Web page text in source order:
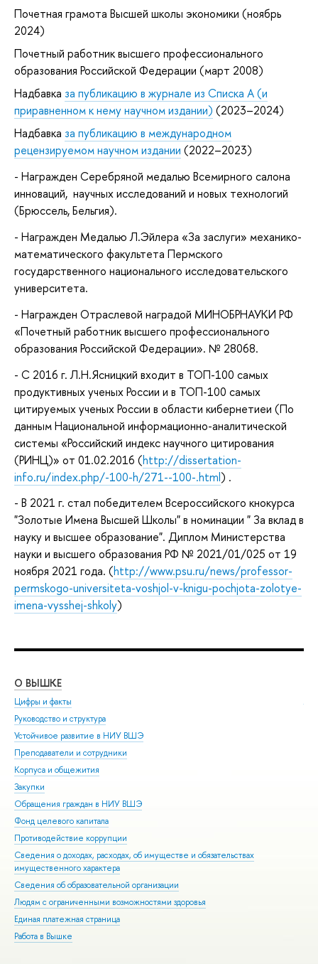
Почетная грамота Высшей школы экономики (ноябрь
2024)
Почетный работник высшего профессионального
образования Российской Федерации (март 2008)
Надбавка за публикацию в журнале из Списка А (и
приравненном к нему научном издании) (2023–2024)
Надбавка за публикацию в международном
рецензируемом научном издании (2022–2023)
- Награжден Серебряной медалью Всемирного салона
инноваций, научных исследований и новых технологий
(Брюссель, Бельгия).
- Награжден Медалью Л.Эйлера «За заслуги» механико-
математического факультета Пермского
государственного национального исследовательского
университета.
- Награжден Отраслевой наградой МИНОБРНАУКИ РФ
«Почетный работник высшего профессионального
образования Российской Федерации». № 28068.
- C 2016 г. Л.Н.Ясницкий входит в ТОП-100 самых
продуктивных ученых России и в ТОП-100 самых
цитируемых ученых России в области кибернетиеи (По
данным Национальной информационно-аналитической
системы «Российский индекс научного цитирования
(РИНЦ)» от 01.02.2016 (http://dissertation-
info.ru/index.php/-100-h/271--100-.html) .
- В 2021 г. стал победителем Всероссийского кнокурса
"Золотые Имена Высшей Школы" в номинации " За вклад в
науку и высшее образование". Диплом Министерства
науки и высшего образования РФ № 2021/01/025 от 19
ноября 2021 года. (http://www.psu.ru/news/professor-
permskogo-universiteta-voshjol-v-knigu-pochjota-zolotye-
imena-vysshej-shkoly)
О ВЫШКЕ
Цифры и факты
Руководство и структура
Устойчивое развитие в НИУ ВШЭ
Преподаватели и сотрудники
Корпуса и общежития
Закупки
Обращения граждан в НИУ ВШЭ
Фонд целевого капитала
Противодействие коррупции
Сведения о доходах, расходах, об имуществе и обязательствах
имущественного характера
Сведения об образовательной организации
Людям с ограниченными возможностями здоровья
Единая платежная страница
Работа в Вышке